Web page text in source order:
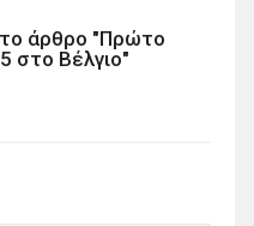
το άρθρο "Πρώτο
στο Βέλγιο"